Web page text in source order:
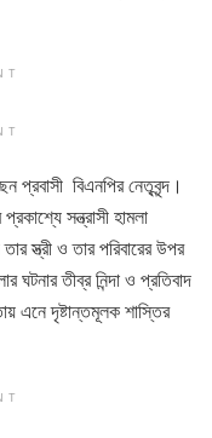
প্রবাসী বিএনপির নেতৃবৃন্দ।
সন্ত্রাসী হামলা
স্ত্রী ও তার পরিবারের উপর
ঘটনার তীব্র নিন্দা ও প্রতিবাদ
এনে দৃষ্টান্তমূলক শাস্তির